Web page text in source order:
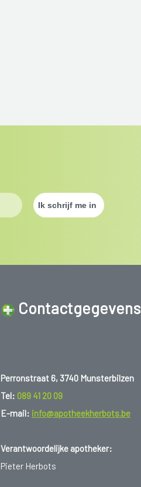
Contactgegevens
Perronstraat 6, 3740 Munsterbilzen
Tel: 089 41 20 09
E-mail: info@apotheekherbots.be
Verantwoordelijke apotheker:
Pieter Herbots